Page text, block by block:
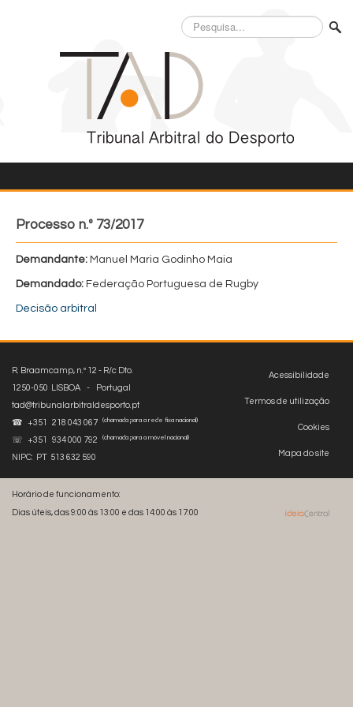
Pesquisa...
Processo n.º 73/2017
Demandante: Manuel Maria Godinho Maia
Demandado: Federação Portuguesa de Rugby
Decisão arbitral
Acessibilidade
Termos de utilização
Cookies
Mapa do site
R. Braamcamp, n.º 12 - R/c Dto.
1250-050 LISBOA - Portugal
tad@tribunalarbitraldesporto.pt
☎ +351 218 043 067
(chamada para a rede fixa nacional)
☏ +351 934 000 792 (chamada para a móvel nacional)
NIPC: PT 513 632 590
Horário de funcionamento:
Dias úteis, das 9:00 às 13:00 e das 14:00 às 17:00